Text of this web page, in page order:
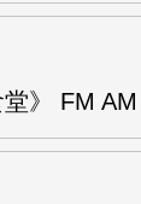
堂》 FM AM